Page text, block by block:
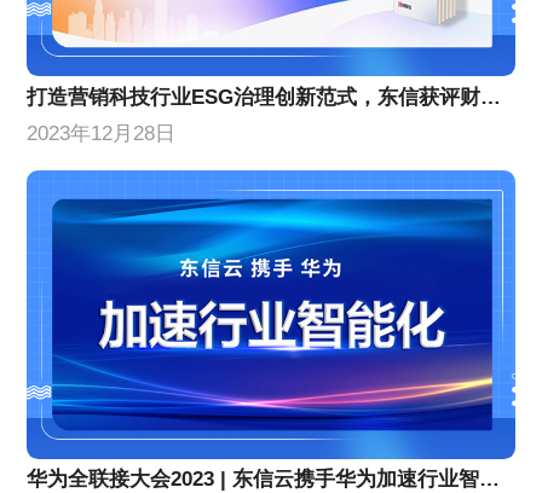
打造营销科技行业ESG治理创新范式，东信获评财联社“公司治理先锋企业奖”
2023年12月28日
华为全联接大会2023 | 东信云携手华为加速行业智能化